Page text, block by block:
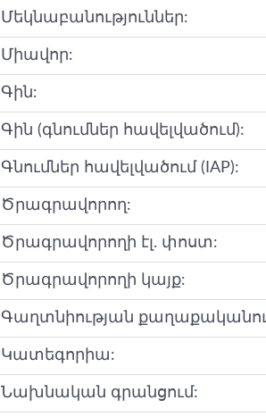
Մեկնաբանություններ:
Միավոր:
Գին:
Գին (գնումներ հավելվածում):
Գնումներ հավելվածում (IAP):
Ծրագրավորող:
Ծրագրավորողի էլ. փոստ:
Ծրագրավորողի կայք:
Գաղտնիության
Կատեգորիա:
Նախնական գրանցում: